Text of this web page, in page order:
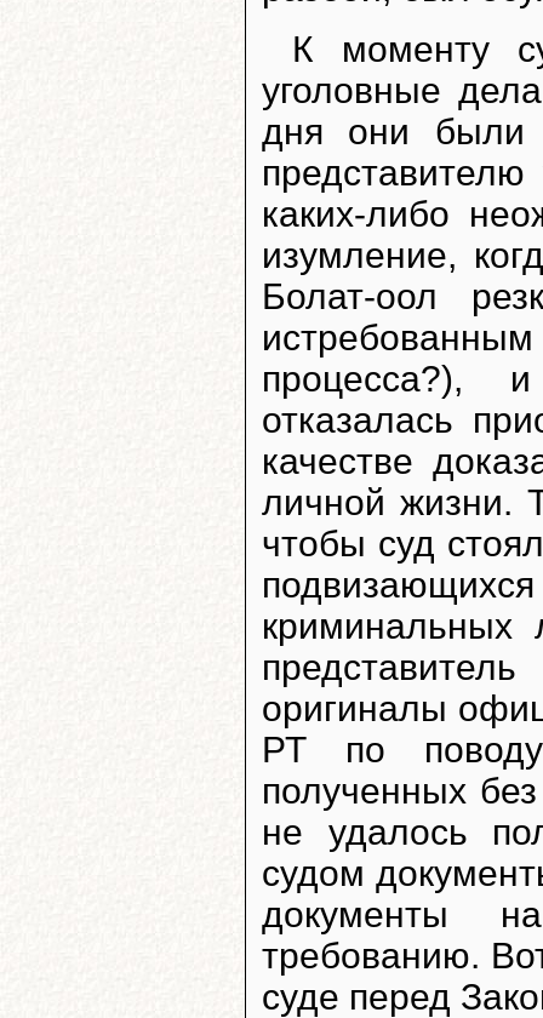
К моменту
уголовные
дня они были
каких-либо
изумление,
Болат-оол
процесса?),
отказалась
качестве
личной жизни.
чтобы суд
криминальных
оригиналы
РТ по поводу
полученных
не удалось
судом
документы
требованию.
суде перед